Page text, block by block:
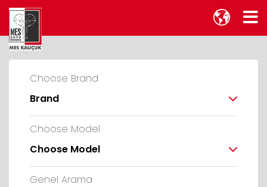
Choose Brand
Brand
Choose Model
Choose Model
Genel Arama